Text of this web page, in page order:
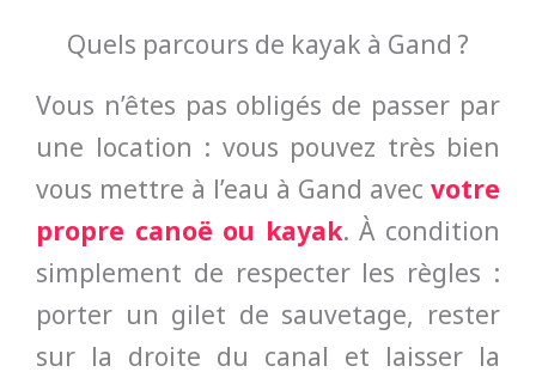
Quels parcours de kayak à Gand ?
Vous n’êtes pas obligés de passer par
une location : vous pouvez très bien
vous mettre à l’eau à Gand avec votre
propre canoë ou kayak. À condition
simplement de respecter les règles :
porter un gilet de sauvetage, rester
sur la droite du canal et laisser la